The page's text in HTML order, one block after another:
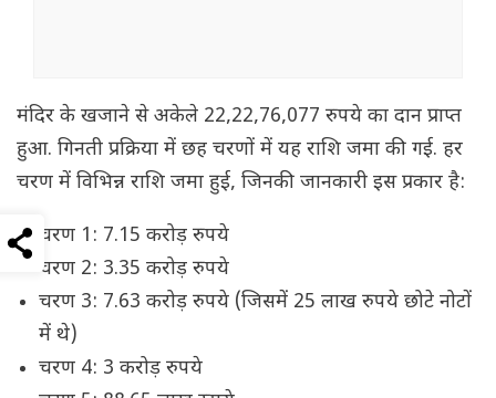
मंदिर के खजाने से अकेले 22,22,76,077 रुपये का दान प्राप्त
हुआ. गिनती प्रक्रिया में छह चरणों में यह राशि जमा की गई. हर
चरण में विभिन्न राशि जमा हुई, जिनकी जानकारी इस प्रकार है:
चरण 1: 7.15 करोड़ रुपये
चरण 2: 3.35 करोड़ रुपये
चरण 3: 7.63 करोड़ रुपये (जिसमें 25 लाख रुपये छोटे नोटों
में थे)
चरण 4: 3 करोड़ रुपये